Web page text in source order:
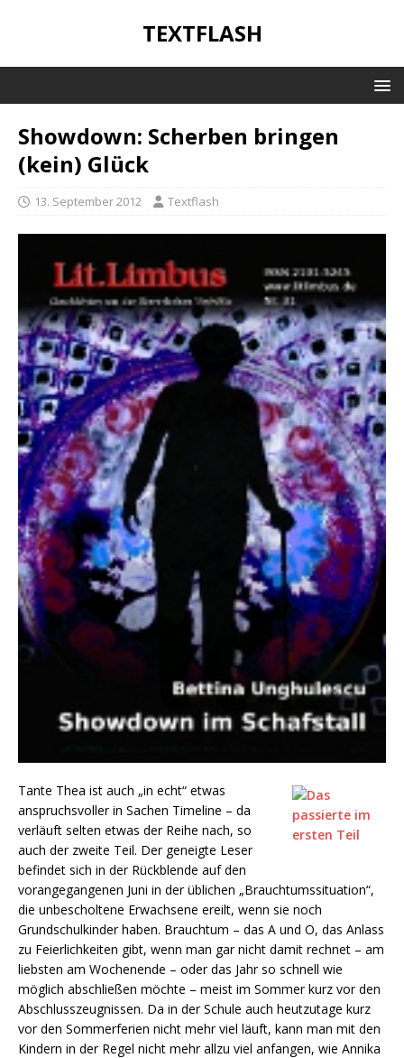
TEXTFLASH
Showdown: Scherben bringen
(kein) Glück
13. September 2012 Textflash
Tante Thea ist auch „in echt“ etwas
anspruchsvoller in Sachen Timeline – da
verläuft selten etwas der Reihe nach, so
auch der zweite Teil. Der geneigte Leser
befindet sich in der Rückblende auf den
vorangegangenen Juni in der üblichen „Brauchtumssituation“,
die unbescholtene Erwachsene ereilt, wenn sie noch
Grundschulkinder haben. Brauchtum – das A und O, das Anlass
zu Feierlichkeiten gibt, wenn man gar nicht damit rechnet – am
liebsten am Wochenende – oder das Jahr so schnell wie
möglich abschließen möchte – meist im Sommer kurz vor den
Abschlusszeugnissen. Da in der Schule auch heutzutage kurz
vor den Sommerferien nicht mehr viel läuft, kann man mit den
Kindern in der Regel nicht mehr allzu viel anfangen, wie Annika